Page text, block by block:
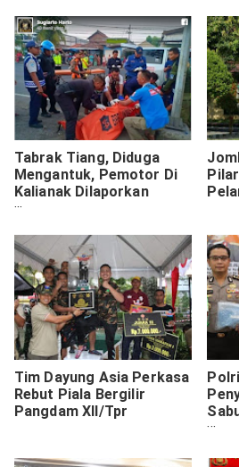
Tabrak Tiang, Diduga
Mengantuk, Pemotor Di
Kalianak Dilaporkan
Meninggal Dunia
Tim Dayung Asia Perkasa
Rebut Piala Bergilir
Pangdam XII/Tpr